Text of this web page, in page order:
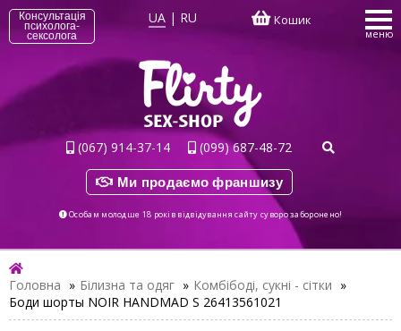
Консультація
психолога-
сексолога
UA | RU Кошик
меню
(067) 914-37-14 (099) 687-48-72
Ми продаємо франшизу
Особам молодше 18 років відвідування сайту суворо заборонено!
Головна » Білизна та одяг » Комбібоді, сукні - сітки »
Боди шорты NOIR HANDMAD S 26413561021